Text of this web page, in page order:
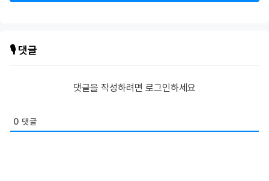
🎙️ 댓글
댓글을 작성하려면 로그인하세요
0 댓글